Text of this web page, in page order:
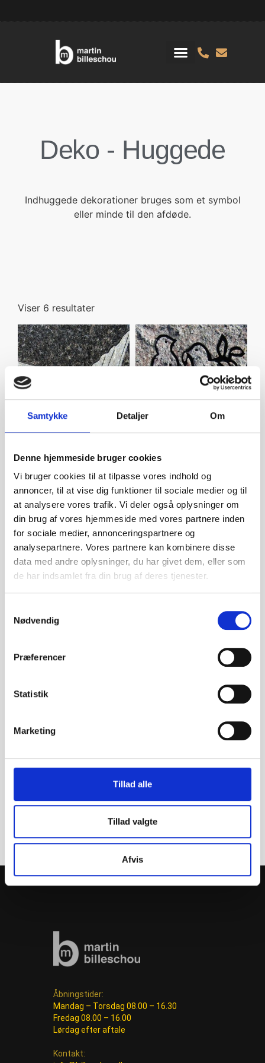
Samtykke Detaljer Om
Denne hjemmeside bruger cookies
Vi bruger cookies til at tilpasse vores indhold og
annoncer, til at vise dig funktioner til sociale medier og til
at analysere vores trafik. Vi deler også oplysninger om
din brug af vores hjemmeside med vores partnere inden
for sociale medier, annonceringspartnere og
analysepartnere. Vores partnere kan kombinere disse
data med andre oplysninger, du har givet dem, eller som
de har indsamlet fra din brug af deres tjenester.
Nødvendig
Præferencer
Statistik
Marketing
Tillad alle
Tillad valgte
Afvis
Deko - Huggede
Indhuggede dekorationer bruges som et symbol
eller minde til den afdøde.
Viser 6 resultater
Hjerte dobbelt Hjerter dobbelt
Åbningstider:
Mandag – Torsdag 08.00 – 16.30
Fredag 08.00 – 16.00
Lørdag efter aftale
Kontakt: